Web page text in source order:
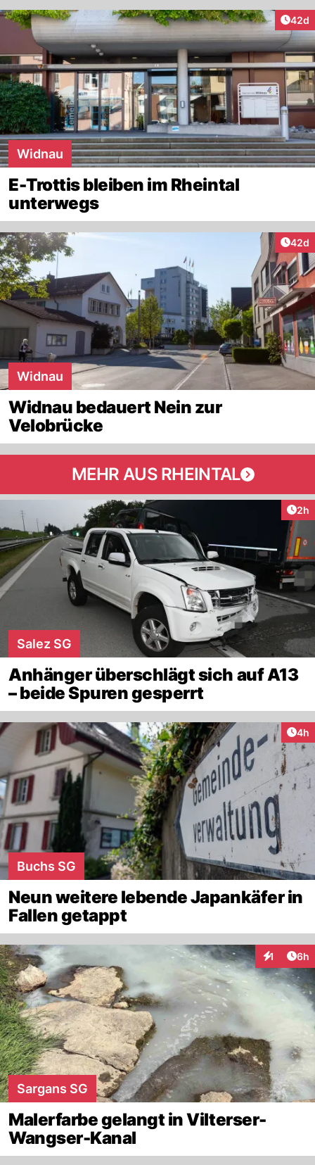
42d
Widnau
E-Trottis bleiben im Rheintal
unterwegs
42d
Widnau
Widnau bedauert Nein zur
Velobrücke
MEHR AUS RHEINTAL
2h
Salez SG
Anhänger überschlägt sich auf A13
– beide Spuren gesperrt
4h
Buchs SG
Neun weitere lebende Japankäfer in
Fallen getappt
1 6h
Sargans SG
Malerfarbe gelangt in Vilterser-
Wangser-Kanal